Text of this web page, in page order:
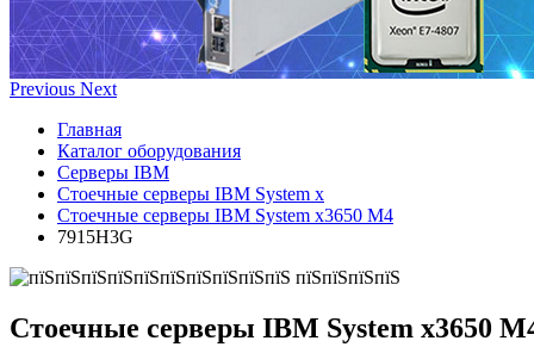
Previous Next
Главная
Каталог оборудования
Серверы IBM
Стоечные серверы IBM System x
Стоечные серверы IBM System x3650 M4
7915H3G
Стоечные серверы IBM System x3650